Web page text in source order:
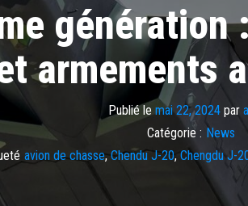
armements
Publié le mai 22, 2024 par
Catégorie : News
avion de chasse, Chendu J-20, Chengdu J-